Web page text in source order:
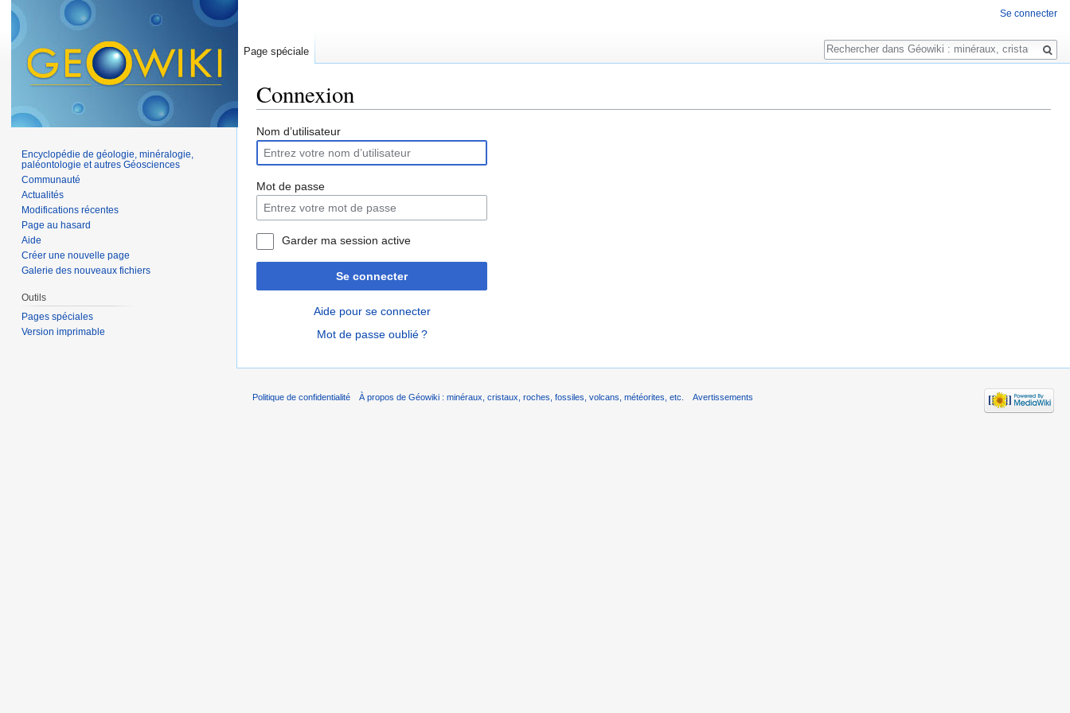
Connexion
Nom d’utilisateur
Mot de passe
Garder ma session active
Se connecter
Aide pour se connecter
Mot de passe oublié ?
Se connecter
Page spéciale
Rechercher
Encyclopédie de géologie, minéralogie,
paléontologie et autres Géosciences
Communauté
Actualités
Modifications récentes
Page au hasard
Aide
Créer une nouvelle page
Galerie des nouveaux fichiers
Outils
Pages spéciales
Version imprimable
Politique de confidentialité À propos de Géowiki : minéraux, cristaux, roches, fossiles, volcans, météorites, etc. Avertissements